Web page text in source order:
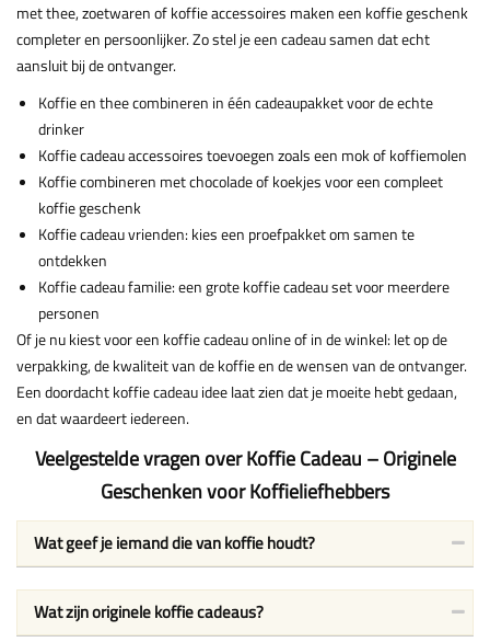
met thee, zoetwaren of koffie accessoires maken een koffie geschenk
completer en persoonlijker. Zo stel je een cadeau samen dat echt
aansluit bij de ontvanger.
Koffie en thee combineren in één cadeaupakket voor de echte
drinker
Koffie cadeau accessoires toevoegen zoals een mok of koffiemolen
Koffie combineren met chocolade of koekjes voor een compleet
koffie geschenk
Koffie cadeau vrienden: kies een proefpakket om samen te
ontdekken
Koffie cadeau familie: een grote koffie cadeau set voor meerdere
personen
Of je nu kiest voor een koffie cadeau online of in de winkel: let op de
verpakking, de kwaliteit van de koffie en de wensen van de ontvanger.
Een doordacht koffie cadeau idee laat zien dat je moeite hebt gedaan,
en dat waardeert iedereen.
Veelgestelde vragen over Koffie Cadeau – Originele
Geschenken voor Koffieliefhebbers
Wat geef je iemand die van koffie houdt?
Wat zijn originele koffie cadeaus?